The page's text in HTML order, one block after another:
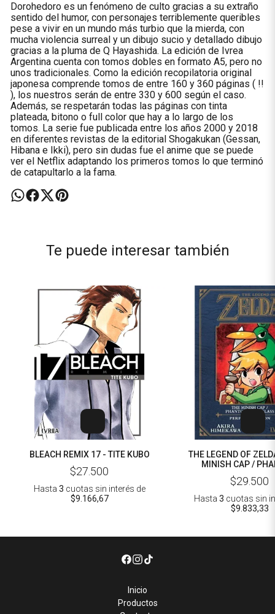
Dorohedoro es un fenómeno de culto gracias a su extraño
sentido del humor, con personajes terriblemente queribles
pese a vivir en un mundo más turbio que la mierda, con
mucha violencia surreal y un dibujo sucio y detallado dibujo
gracias a la pluma de Q Hayashida. La edición de Ivrea
Argentina cuenta con tomos dobles en formato A5, pero no
unos tradicionales. Como la edición recopilatoria original
japonesa comprende tomos de entre 160 y 360 páginas ( !!
), los nuestros serán de entre 330 y 600 según el caso.
Además, se respetarán todas las páginas con tinta
plateada, bitono o full color que hay a lo largo de los
tomos. La serie fue publicada entre los años 2000 y 2018
en diferentes revistas de la editorial Shogakukan (Gessan,
Hibana e Ikki), pero sin dudas fue el anime que se puede
ver el Netflix adaptando los primeros tomos lo que terminó
de catapultarlo a la fama.
Te puede interesar también
BLEACH REMIX 17 - TITE KUBO
$27.500
Hasta 3 cuotas sin interés de
$9.166,67
THE LEGEND OF
MINISH CAP /
HOURGLASS
$29.500
Hasta 3 cuotas sin
$9.833,33
Inicio
Productos